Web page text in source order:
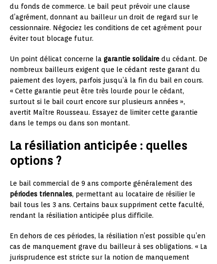
du fonds de commerce. Le bail peut prévoir une clause
d’agrément, donnant au bailleur un droit de regard sur le
cessionnaire. Négociez les conditions de cet agrément pour
éviter tout blocage futur.
Un point délicat concerne la garantie solidaire du cédant. De
nombreux bailleurs exigent que le cédant reste garant du
paiement des loyers, parfois jusqu’à la fin du bail en cours.
« Cette garantie peut être très lourde pour le cédant,
surtout si le bail court encore sur plusieurs années »,
avertit Maître Rousseau. Essayez de limiter cette garantie
dans le temps ou dans son montant.
La résiliation anticipée : quelles
options ?
Le bail commercial de 9 ans comporte généralement des
périodes triennales, permettant au locataire de résilier le
bail tous les 3 ans. Certains baux suppriment cette faculté,
rendant la résiliation anticipée plus difficile.
En dehors de ces périodes, la résiliation n’est possible qu’en
cas de manquement grave du bailleur à ses obligations. « La
jurisprudence est stricte sur la notion de manquement